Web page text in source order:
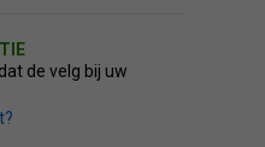
de velg bij uw